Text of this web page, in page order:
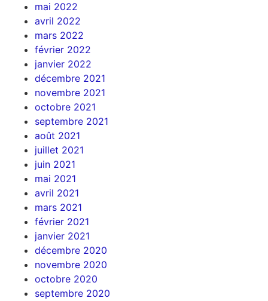
mai 2022
avril 2022
mars 2022
février 2022
janvier 2022
décembre 2021
novembre 2021
octobre 2021
septembre 2021
août 2021
juillet 2021
juin 2021
mai 2021
avril 2021
mars 2021
février 2021
janvier 2021
décembre 2020
novembre 2020
octobre 2020
septembre 2020